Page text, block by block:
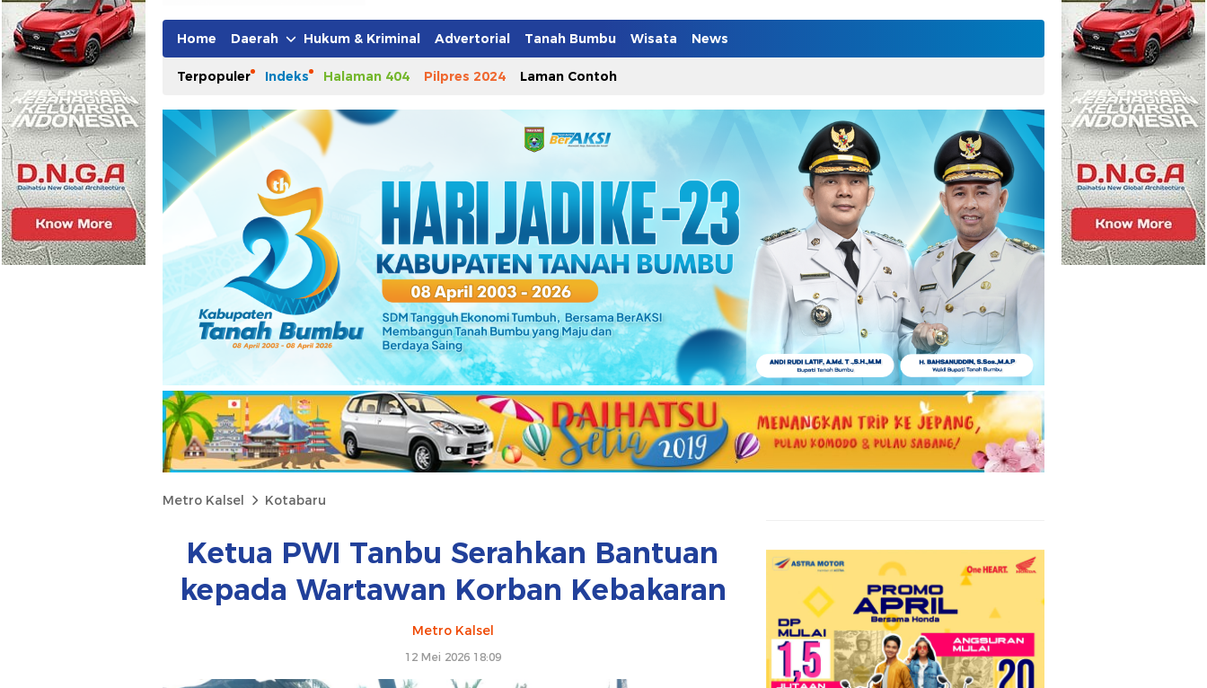
Home Daerah Hukum & Kriminal Advertorial Tanah Bumbu Wisata News
Terpopuler Indeks Halaman 404 Pilpres 2024 Laman Contoh
Metro Kalsel Kotabaru
Ketua PWI Tanbu Serahkan Bantuan
kepada Wartawan Korban Kebakaran
Metro Kalsel
12 Mei 2026 18:09